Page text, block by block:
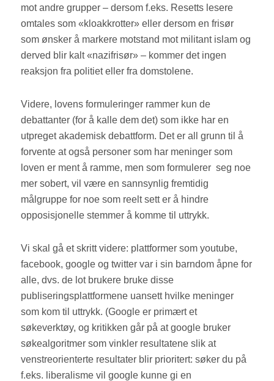
mot andre grupper – dersom f.eks. Resetts lesere
omtales som «kloakkrotter» eller dersom en frisør
som ønsker å markere motstand mot militant islam og
derved blir kalt «nazifrisør» – kommer det ingen
reaksjon fra politiet eller fra domstolene.
Videre, lovens formuleringer rammer kun de
debattanter (for å kalle dem det) som ikke har en
utpreget akademisk debattform. Det er all grunn til å
forvente at også personer som har meninger som
loven er ment å ramme, men som formulerer seg noe
mer sobert, vil være en sannsynlig fremtidig
målgruppe for noe som reelt sett er å hindre
opposisjonelle stemmer å komme til uttrykk.
Vi skal gå et skritt videre: plattformer som youtube,
facebook, google og twitter var i sin barndom åpne for
alle, dvs. de lot brukere bruke disse
publiseringsplattformene uansett hvilke meninger
som kom til uttrykk. (Google er primært et
søkeverktøy, og kritikken går på at google bruker
søkealgoritmer som vinkler resultatene slik at
venstreorienterte resultater blir prioritert: søker du på
f.eks. liberalisme vil google kunne gi en